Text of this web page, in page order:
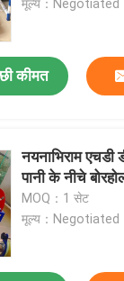
मूल्य：Negotiated
कीमत
नयनाभिराम
पानी के नीचे
MOQ：1 सेट
मूल्य：Negotiated